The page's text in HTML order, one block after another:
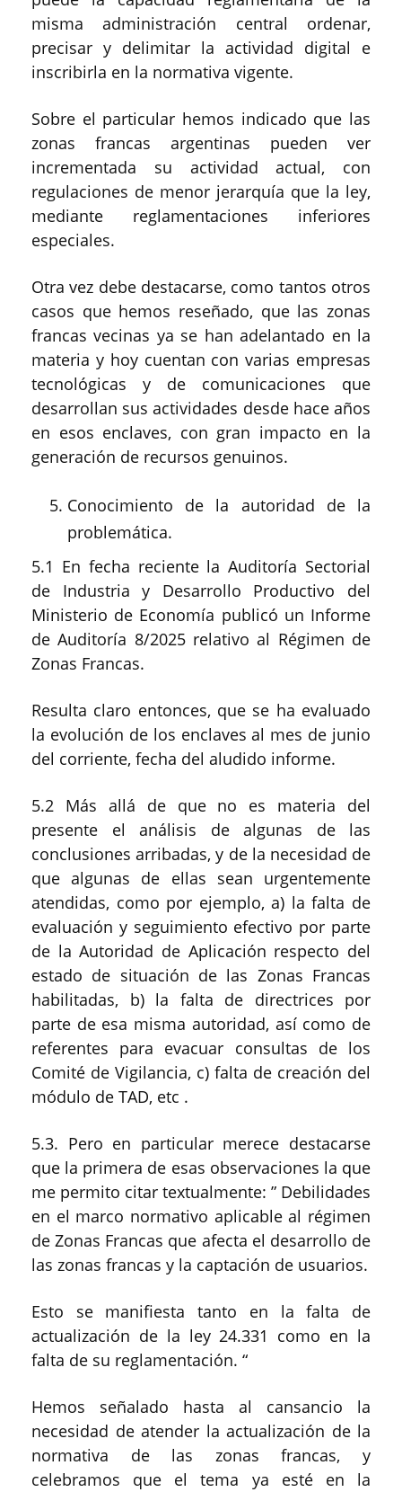
misma administración central ordenar,
precisar y delimitar la actividad digital e
inscribirla en la normativa vigente.
Sobre el particular hemos indicado que las
zonas francas argentinas pueden ver
incrementada su actividad actual, con
regulaciones de menor jerarquía que la ley,
mediante reglamentaciones inferiores
especiales.
Otra vez debe destacarse, como tantos otros
casos que hemos reseñado, que las zonas
francas vecinas ya se han adelantado en la
materia y hoy cuentan con varias empresas
tecnológicas y de comunicaciones que
desarrollan sus actividades desde hace años
en esos enclaves, con gran impacto en la
generación de recursos genuinos.
Conocimiento de la autoridad de la
problemática.
5.1 En fecha reciente la Auditoría Sectorial
de Industria y Desarrollo Productivo del
Ministerio de Economía publicó un Informe
de Auditoría 8/2025 relativo al Régimen de
Zonas Francas.
Resulta claro entonces, que se ha evaluado
la evolución de los enclaves al mes de junio
del corriente, fecha del aludido informe.
5.2 Más allá de que no es materia del
presente el análisis de algunas de las
conclusiones arribadas, y de la necesidad de
que algunas de ellas sean urgentemente
atendidas, como por ejemplo, a) la falta de
evaluación y seguimiento efectivo por parte
de la Autoridad de Aplicación respecto del
estado de situación de las Zonas Francas
habilitadas, b) la falta de directrices por
parte de esa misma autoridad, así como de
referentes para evacuar consultas de los
Comité de Vigilancia, c) falta de creación del
módulo de TAD, etc .
5.3. Pero en particular merece destacarse
que la primera de esas observaciones la que
me permito citar textualmente: ” Debilidades
en el marco normativo aplicable al régimen
de Zonas Francas que afecta el desarrollo de
las zonas francas y la captación de usuarios.
Esto se manifiesta tanto en la falta de
actualización de la ley 24.331 como en la
falta de su reglamentación. “
Hemos señalado hasta al cansancio la
necesidad de atender la actualización de la
normativa de las zonas francas, y
celebramos que el tema ya esté en la